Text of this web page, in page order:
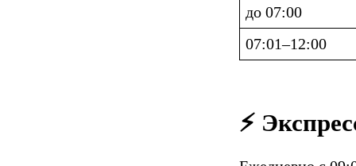
до 07:00
07:01–12:00
⚡